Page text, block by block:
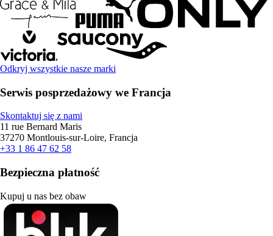
Odkryj wszystkie nasze marki
Serwis posprzedażowy we Francja
Skontaktuj się z nami
11 rue Bernard Maris
37270 Montlouis-sur-Loire, Francja
+33 1 86 47 62 58
Bezpieczna płatność
Kupuj u nas bez obaw